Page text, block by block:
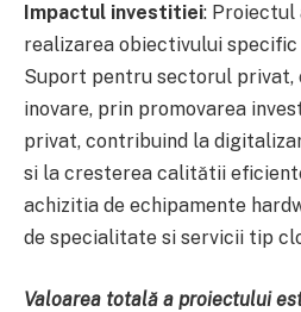
Impactul investitiei:
realizarea obiectivului specific
Suport pentru sectorul privat,
inovare, prin promovarea
privat, contribuind la
si la cresterea calitătii
achizitia de echipamente
de specialitate si servicii tip
Valoarea totală a proiectului